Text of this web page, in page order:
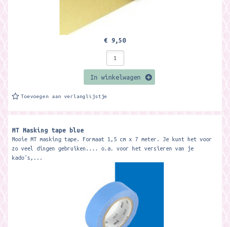
€ 9,50
In winkelwagen
Toevoegen aan verlanglijstje
MT Masking tape blue
Mooie MT masking tape. Formaat 1,5 cm x 7 meter. Je kunt het voor
zo veel dingen gebruiken.... o.a. voor het versieren van je
kado's,...